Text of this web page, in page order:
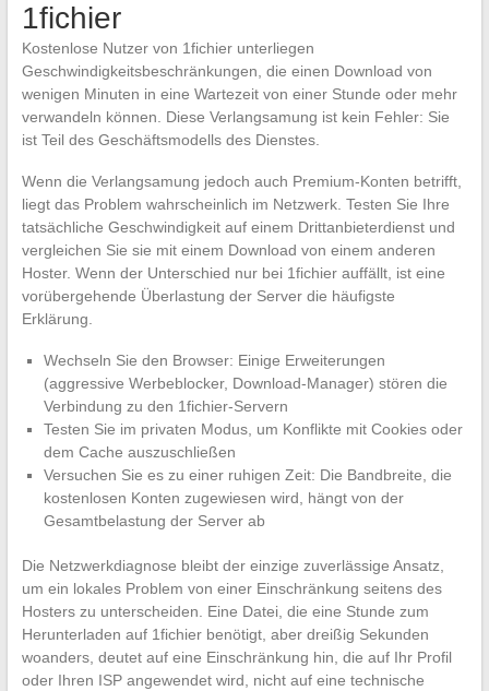
1fichier
Kostenlose Nutzer von 1fichier unterliegen
Geschwindigkeitsbeschränkungen, die einen Download von
wenigen Minuten in eine Wartezeit von einer Stunde oder mehr
verwandeln können. Diese Verlangsamung ist kein Fehler: Sie
ist Teil des Geschäftsmodells des Dienstes.
Wenn die Verlangsamung jedoch auch Premium-Konten betrifft,
liegt das Problem wahrscheinlich im Netzwerk. Testen Sie Ihre
tatsächliche Geschwindigkeit auf einem Drittanbieterdienst und
vergleichen Sie sie mit einem Download von einem anderen
Hoster. Wenn der Unterschied nur bei 1fichier auffällt, ist eine
vorübergehende Überlastung der Server die häufigste
Erklärung.
Wechseln Sie den Browser: Einige Erweiterungen
(aggressive Werbeblocker, Download-Manager) stören die
Verbindung zu den 1fichier-Servern
Testen Sie im privaten Modus, um Konflikte mit Cookies oder
dem Cache auszuschließen
Versuchen Sie es zu einer ruhigen Zeit: Die Bandbreite, die
kostenlosen Konten zugewiesen wird, hängt von der
Gesamtbelastung der Server ab
Die Netzwerkdiagnose bleibt der einzige zuverlässige Ansatz,
um ein lokales Problem von einer Einschränkung seitens des
Hosters zu unterscheiden. Eine Datei, die eine Stunde zum
Herunterladen auf 1fichier benötigt, aber dreißig Sekunden
woanders, deutet auf eine Einschränkung hin, die auf Ihr Profil
oder Ihren ISP angewendet wird, nicht auf eine technische